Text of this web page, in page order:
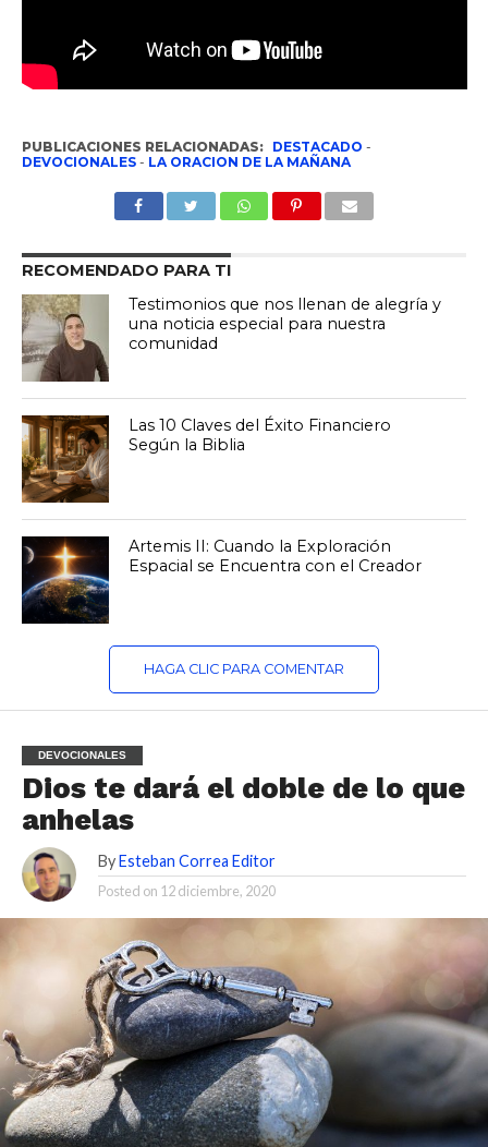
PUBLICACIONES RELACIONADAS: DESTACADO -
DEVOCIONALES- LA ORACION DE LA MAÑANA
RECOMENDADO PARA TI
Testimonios que nos llenan de alegría y
una noticia especial para nuestra
comunidad
Las 10 Claves del Éxito Financiero
Según la Biblia
Artemis II: Cuando la Exploración
Espacial se Encuentra con el Creador
HAGA CLIC PARA COMENTAR
DEVOCIONALES
Dios te dará el doble de lo que
anhelas
By Esteban Correa Editor
Posted on 12 diciembre, 2020